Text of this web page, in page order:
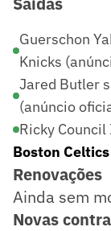
Guerschon
Knicks
Jared Butler
(anúncio
Ricky
Boston Celtics
Renovações
Ainda sem
Novas